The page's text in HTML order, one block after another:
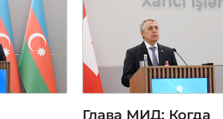
Глава МИД: Когда